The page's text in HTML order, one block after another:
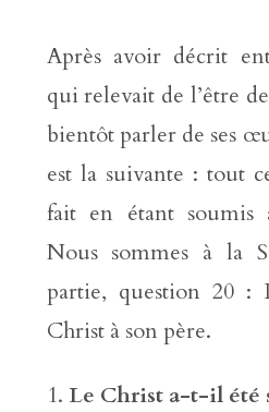
Après avoir décrit
qui relevait de l’être
bientôt parler de ses
est la suivante : tout
fait en étant soumis
Nous sommes à la
partie, question 20 :
Christ à son père.
Le Christ a-t-il été